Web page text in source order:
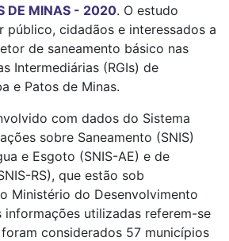
DE MINAS - 2020. O estudo
público, cidadãos e interessados a
de saneamento básico nas
Intermediárias (RGIs) de
e Patos de Minas.
com dados do Sistema
sobre Saneamento (SNIS)
e Esgoto (SNIS-AE) e de
RS), que estão sob
Ministério do Desenvolvimento
informações utilizadas referem-se
considerados 57 municípios